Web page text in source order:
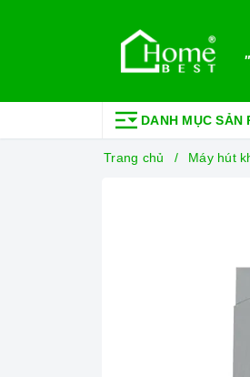
DANH MỤC SẢN
Trang chủ Máy hút